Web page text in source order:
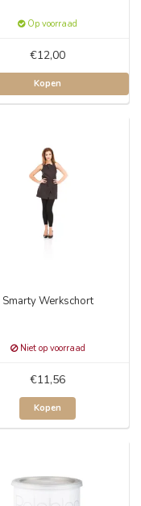
Op voorraad
€12,00
Kopen
Smarty Werkschort
Niet op voorraad
€11,56
Kopen